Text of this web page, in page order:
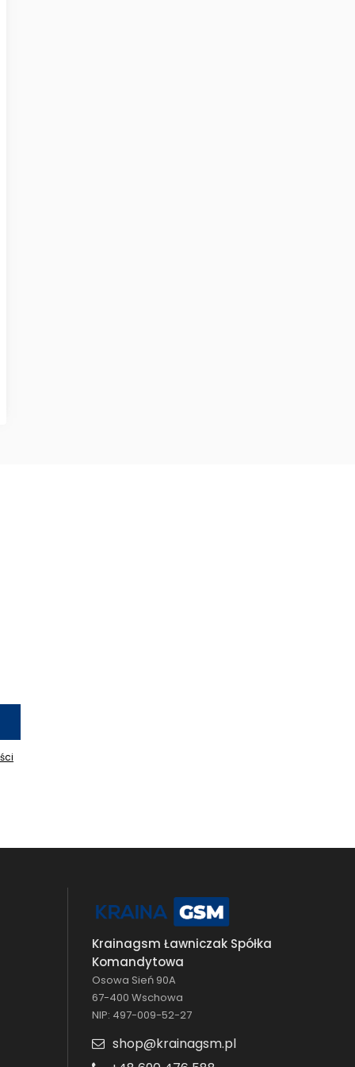
Krainagsm Ławniczak Spółka
Komandytowa
Osowa Sień 90A
67-400 Wschowa
NIP: 497-009-52-27
shop@krainagsm.pl